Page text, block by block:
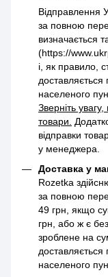
Відправлення
за повною
визначається
(https://
і, як правило,
доставляється
населеного
Зверніть
товари.
відправки
у менеджера.
Доставка у
Rozetka
за повною
49 грн, якщо
грн, або ж є
зроблене на
доставляється
населеного